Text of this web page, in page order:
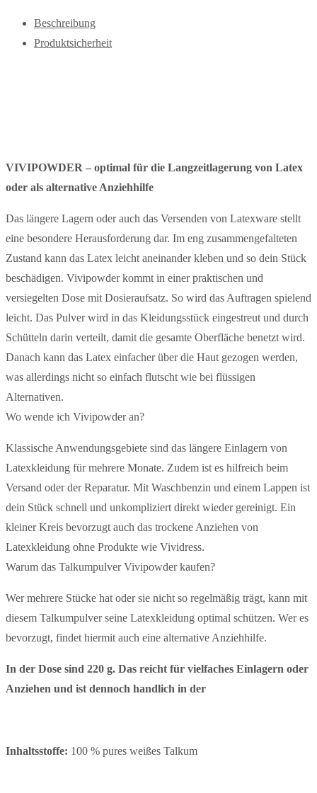
Beschreibung
Produktsicherheit
VIVIPOWDER – optimal für die Langzeitlagerung von Latex
oder als alternative Anziehhilfe
Das längere Lagern oder auch das Versenden von Latexware stellt
eine besondere Herausforderung dar. Im eng zusammengefalteten
Zustand kann das Latex leicht aneinander kleben und so dein Stück
beschädigen. Vivipowder kommt in einer praktischen und
versiegelten Dose mit Dosieraufsatz. So wird das Auftragen spielend
leicht. Das Pulver wird in das Kleidungsstück eingestreut und durch
Schütteln darin verteilt, damit die gesamte Oberfläche benetzt wird.
Danach kann das Latex einfacher über die Haut gezogen werden,
was allerdings nicht so einfach flutscht wie bei flüssigen
Alternativen.
Wo wende ich Vivipowder an?
Klassische Anwendungsgebiete sind das längere Einlagern von
Latexkleidung für mehrere Monate. Zudem ist es hilfreich beim
Versand oder der Reparatur. Mit Waschbenzin und einem Lappen ist
dein Stück schnell und unkompliziert direkt wieder gereinigt. Ein
kleiner Kreis bevorzugt auch das trockene Anziehen von
Latexkleidung ohne Produkte wie Vividress.
Warum das Talkumpulver Vivipowder kaufen?
Wer mehrere Stücke hat oder sie nicht so regelmäßig trägt, kann mit
diesem Talkumpulver seine Latexkleidung optimal schützen. Wer es
bevorzugt, findet hiermit auch eine alternative Anziehhilfe.
In der Dose sind 220 g. Das reicht für vielfaches Einlagern oder
Anziehen und ist dennoch handlich in der
Inhaltsstoffe: 100 % pures weißes Talkum